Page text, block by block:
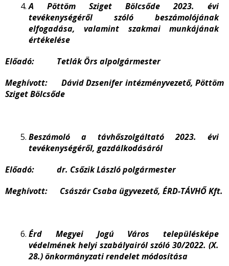
A Pöttöm Sziget Bölcsőde 2023. évi
tevékenységéről szóló beszámolójának
elfogadása, valamint szakmai munkájának
értékelése
Előadó: Tetlák Örs alpolgármester
Meghívott: Dávid Dzsenifer intézményvezető, Pöttöm
Sziget Bölcsőde
Beszámoló a távhőszolgáltató 2023. évi
tevékenységéről, gazdálkodásáról
Előadó: dr. Csőzik László polgármester
Meghívott: Császár Csaba ügyvezető, ÉRD-TÁVHŐ Kft.
Érd Megyei Jogú Város településképe
védelmének helyi szabályairól szóló 30/2022. (X.
28.) önkormányzati rendelet módosítása